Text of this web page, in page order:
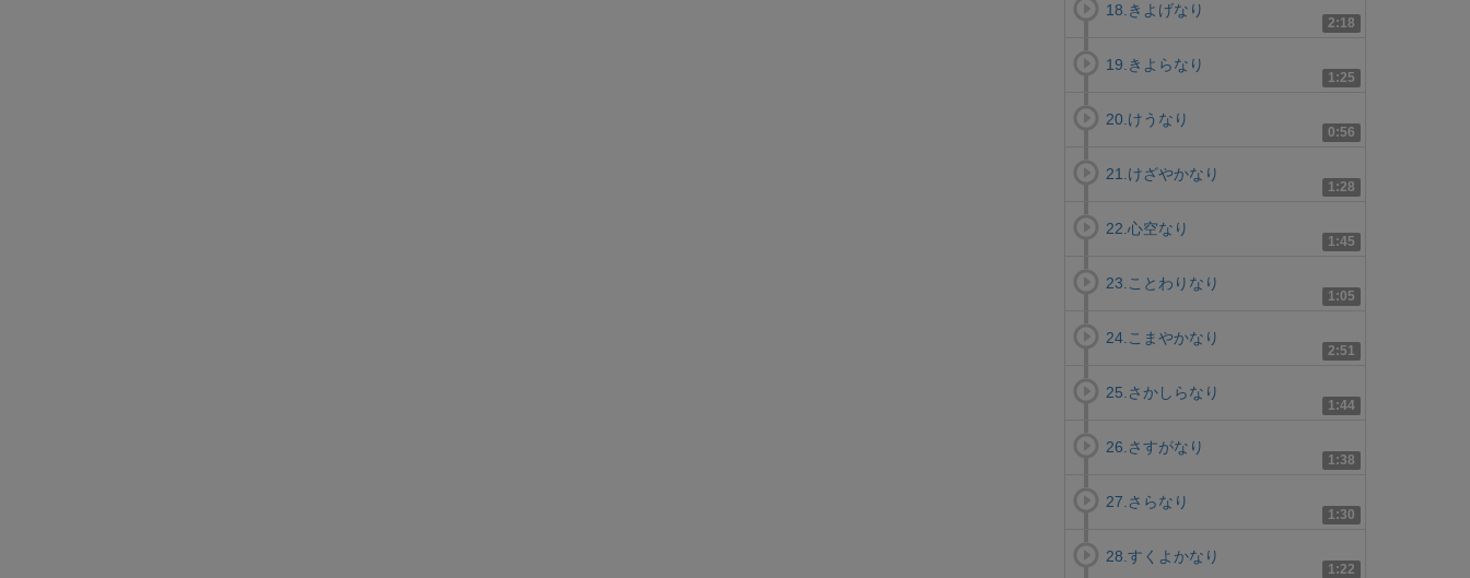
2:18
18.きよげなり
1:25
19.きよらなり
0:56
20.けうなり
1:28
21.けざやかなり
1:45
22.心空なり
1:05
23.ことわりなり
2:51
24.こまやかなり
1:44
25.さかしらなり
1:38
26.さすがなり
1:30
27.さらなり
1:22
28.すくよかなり